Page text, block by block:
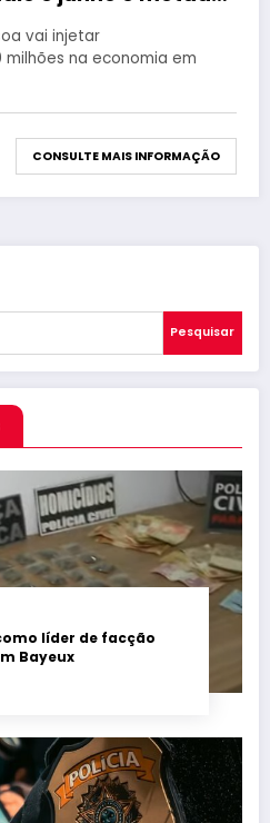
vai injetar
na economia em
CONSULTE MAIS INFORMAÇÃO
Pesquisar
líder de facção
Bayeux